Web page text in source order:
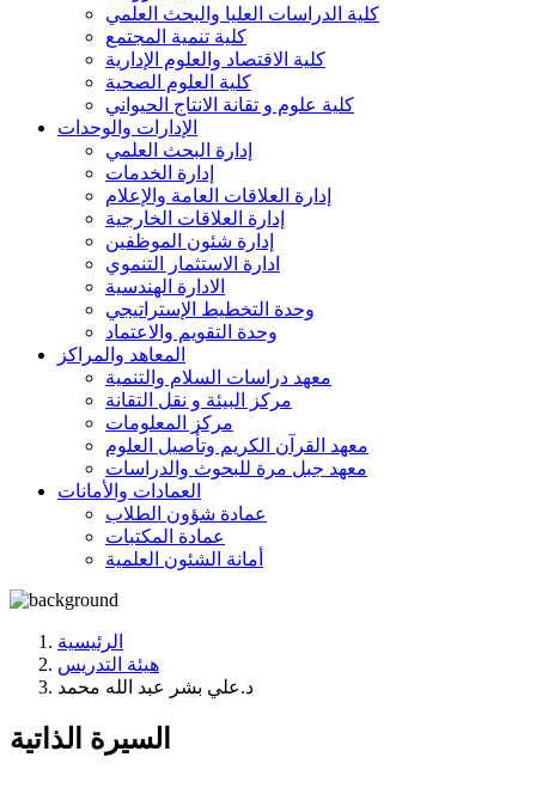
كلية الدراسات العليا والبحث العلمي
كلية تنمية المجتمع
كلية الاقتصاد والعلوم الإدارية
كلية العلوم الصحية
كلية علوم و تقانة الانتاج الحيواني
الإدارات والوحدات
إدارة البحث العلمي
إدارة الخدمات
إدارة العلاقات العامة والإعلام
إدارة العلاقات الخارجية
إدارة شئون الموظفين
ادارة الاستثمار التنموي
الادارة الهندسية
وحدة التخطيط الإستراتيجي
وحدة التقويم والاعتماد
المعاهد والمراكز
معهد دراسات السلام والتنمية
مركز البيئة و نقل التقانة
مركز المعلومات
معهد القرآن الكريم وتأصيل العلوم
معهد جبل مرة للبحوث والدراسات
العمادات والأمانات
عمادة شؤون الطلاب
عمادة المكتبات
أمانة الشئون العلمية
الرئيسية
هيئة التدريس
د.علي بشر عبد الله محمد
السيرة الذاتية